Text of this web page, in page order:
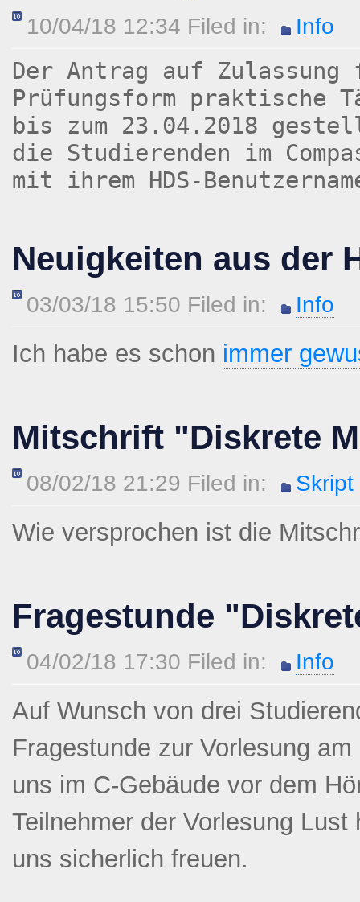
10/04/18 12:34 Filed in: Info
Der Antrag auf
Prüfungsform praktische
bis zum 23.04.2018
die Studierenden im
mit ihrem HDS-
Neuigkeiten aus der
03/03/18 15:50 Filed in: Info
Ich habe es schon immer
Mitschrift "Diskrete
08/02/18 21:29 Filed in: Skript
Wie versprochen ist die
Fragestunde
04/02/18 17:30 Filed in: Info
Auf Wunsch von drei
Fragestunde zur Vorlesung
uns im C-Gebäude vor dem
Teilnehmer der Vorlesung
uns sicherlich freuen.